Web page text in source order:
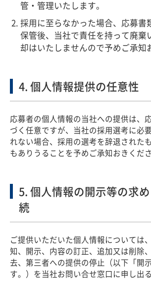
管・管理いたします。
採用に至らなかった場合、応募書
保管後、当社で責任を持って廃棄
却はいたしませんので予めご承知
4. 個人情報提供の任意性
応募者の個人情報の当社への提供は、
づく任意ですが、当社の採用選考に必
れない場合、採用の選考を辞退された
もありうることを予めご承知おきくださ
5. 個人情報の開示等の求
続
ご提供いただいた個人情報については
知、開示、内容の訂正、追加又は削除
去、第三者への提供の停止（以下「開
す。）を当社お問い合せ窓口に申し出